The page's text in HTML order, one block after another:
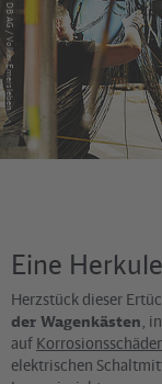
DB AG / Volker Emersleben
Eine
Herzstück dieser
der Wagenkästen ,
auf
elektrischen